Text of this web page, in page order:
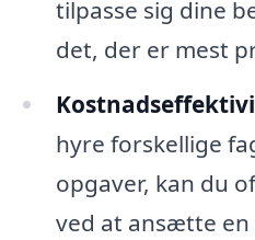
tilpasse sig dine
det, der er mest
hyre forskellige
opgaver, kan du
ved at ansætte